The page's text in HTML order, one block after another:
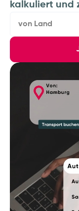
kalkuliert und
von Land